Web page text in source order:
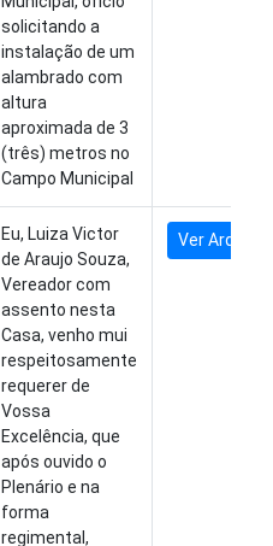
solicitando a
instalação de um
alambrado com
altura
aproximada de 3
(três) metros no
Campo Municipal
Eu, Luiza Victor
de Araujo Souza,
Vereador com
assento nesta
Casa, venho mui
respeitosamente
requerer de
Vossa
Excelência, que
após ouvido o
Plenário e na
forma
regimental,
Ver Arquivo